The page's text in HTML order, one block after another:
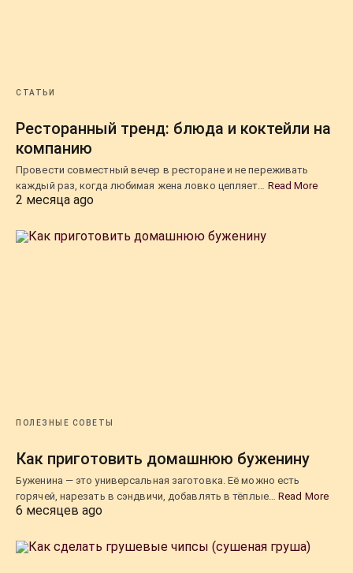
СТАТЬИ
Ресторанный тренд: блюда и коктейли на
компанию
Провести совместный вечер в ресторане и не переживать
каждый раз, когда любимая жена ловко цепляет… Read More
2 месяца ago
ПОЛЕЗНЫЕ СОВЕТЫ
Как приготовить домашнюю буженину
Буженина — это универсальная заготовка. Её можно есть
горячей, нарезать в сэндвичи, добавлять в тёплые…Read More
6 месяцев ago